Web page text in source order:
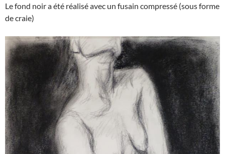
Le fond noir a été réalisé avec un fusain compressé (sous forme
de craie)